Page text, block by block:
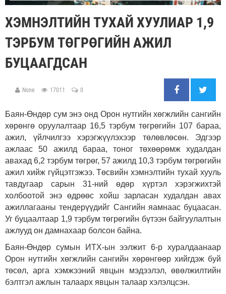
ХЭМНЭЛТИЙН ТУХАЙ ХУУЛИАР 1,9
ТЭРБУМ ТӨГРӨГИЙН АЖИЛ
БУЦААГДСАН
None 17011 0
Баян-Өндөр сум энэ онд Орон нутгийн хөгжлийн сангийн
хөрөнгө оруулалтаар 16,5 тэрбум төгрөгийн 107 бараа,
ажил, үйлчилгээ хэрэгжүүлэхээр төлөвлөсөн. Эдгээр
ажлаас 50 ажилд бараа, тоног төхөөрөмж худалдан
авахад 6,2 тэрбум төгрөг, 57 ажилд 10,3 тэрбум төгрөгийн
ажил хийж гүйцэтгэжээ. Төсвийн хэмнэлтийн тухай хууль
тавдугаар сарын 31-ний өдөр хүртэл хэрэгжихтэй
холбоотой энэ өдрөөс хойш зарласан худалдан авах
ажиллагааны тендерүүдийг Сангийн яамнаас буцаасан.
Уг буцаалтаар 1,9 тэрбум төгрөгийн бүтээн байгуулалтын
ажлууд он дамнахаар болсон байна.
Баян-Өндөр сумын ИТХ-ын ээлжит 6-р хуралдаанаар
Орон нутгийн хөгжлийн сангийн хөрөнгөөр хийгдэж буй
төсөл, арга хэмжээний явцын мэдээлэл, өвөлжилтийн
бэлтгэл ажлын талаарх явцын талаар хэлэлцсэн.